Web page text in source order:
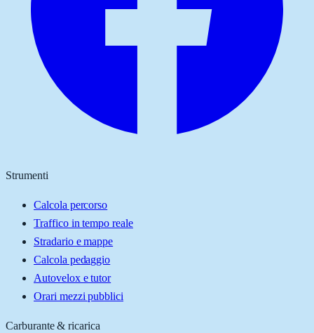
Strumenti
Calcola percorso
Traffico in tempo reale
Stradario e mappe
Calcola pedaggio
Autovelox e tutor
Orari mezzi pubblici
Carburante & ricarica